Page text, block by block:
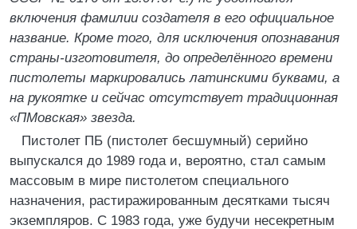
включения фамилии создателя в его официальное
название. Кроме того, для исключения опознавания
страны-изготовителя, до определённого времени
пистолеты маркировались латинскими буквами, а
на рукоятке и сейчас отсутствует традиционная
«ПМовская» звезда.
Пистолет ПБ (пистолет бесшумный) серийно
выпускался до 1989 года и, вероятно, стал самым
массовым в мире пистолетом специального
назначения, растиражированным десятками тысяч
экземпляров. С 1983 года, уже будучи несекретным